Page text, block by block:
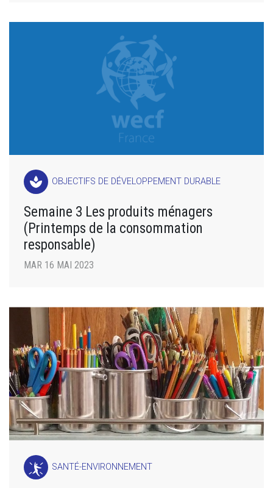
spa OBJECTIFS DE DÉVELOPPEMENT DURABLE
Semaine 3 Les produits ménagers
(Printemps de la consommation
responsable)
MAR 16 MAI 2023
SANTÉ-ENVIRONNEMENT